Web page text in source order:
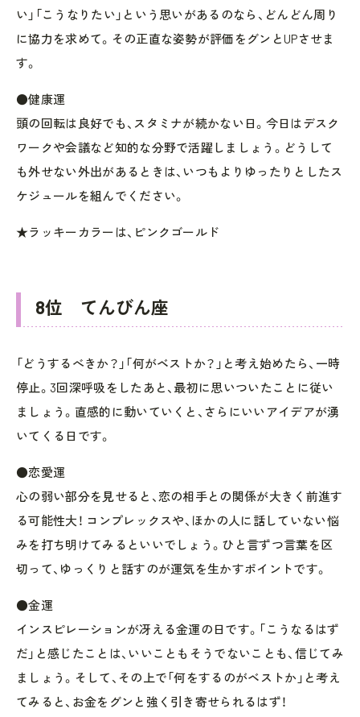
い」「こうなりたい」という思いがあるのなら、どんどん周り
に協力を求めて。その正直な姿勢が評価をグンとUPさせま
す。
●健康運
頭の回転は良好でも、スタミナが続かない日。今日はデスク
ワークや会議など知的な分野で活躍しましょう。どうして
も外せない外出があるときは、いつもよりゆったりとしたス
ケジュールを組んでください。
★ラッキーカラーは、ピンクゴールド
8位 てんびん座
「どうするべきか？」「何がベストか？」と考え始めたら、一時
停止。3回深呼吸をしたあと、最初に思いついたことに従い
ましょう。直感的に動いていくと、さらにいいアイデアが湧
いてくる日です。
●恋愛運
心の弱い部分を見せると、恋の相手との関係が大きく前進す
る可能性大！ コンプレックスや、ほかの人に話していない悩
みを打ち明けてみるといいでしょう。ひと言ずつ言葉を区
切って、ゆっくりと話すのが運気を生かすポイントです。
●金運
インスピレーションが冴える金運の日です。「こうなるはず
だ」と感じたことは、いいこともそうでないことも、信じてみ
ましょう。そして、その上で「何をするのがベストか」と考え
てみると、お金をグンと強く引き寄せられるはず！